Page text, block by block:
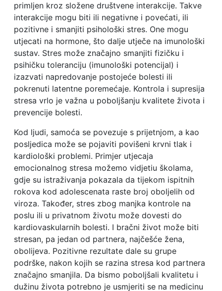
primljen kroz složene društvene interakcije. Takve
interakcije mogu biti ili negativne i povećati, ili
pozitivne i smanjiti psihološki stres. One mogu
utjecati na hormone, što dalje utječe na imunološki
sustav. Stres može značajno smanjiti fizičku i
psihičku toleranciju (imunološki potencijal) i
izazvati napredovanje postojeće bolesti ili
pokrenuti latentne poremećaje. Kontrola i supresija
stresa vrlo je važna u poboljšanju kvalitete života i
prevencije bolesti.
Kod ljudi, samoća se povezuje s prijetnjom, a kao
posljedica može se pojaviti povišeni krvni tlak i
kardiološki problemi. Primjer utjecaja
emocionalnog stresa možemo vidjetiu školama,
gdje su istraživanja pokazala da tijekom ispitnih
rokova kod adolescenata raste broj oboljelih od
viroza. Također, stres zbog manjka kontrole na
poslu ili u privatnom životu može dovesti do
kardiovaskularnih bolesti. I bračni život može biti
stresan, pa jedan od partnera, najčešće žena,
obolijeva. Pozitivne rezultate dale su grupe
podrške, nakon kojih se razina stresa kod partnera
značajno smanjila. Da bismo poboljšali kvalitetu i
dužinu života potrebno je usmjeriti se na medicinu